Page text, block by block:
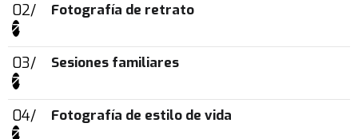
Fotografía de retrato
Sesiones familiares
Fotografía de estilo de vida